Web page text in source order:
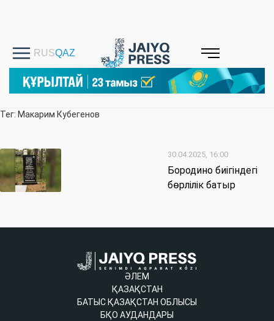
Тег: Макарим Кубегенов
30.04.2025, 16:00
Бородино биігіндегі
бөрлілік батыр
ӘЛЕМ
ҚАЗАҚСТАН
БАТЫС ҚАЗАҚСТАН ОБЛЫСЫ
БҚО АУДАНДАРЫ